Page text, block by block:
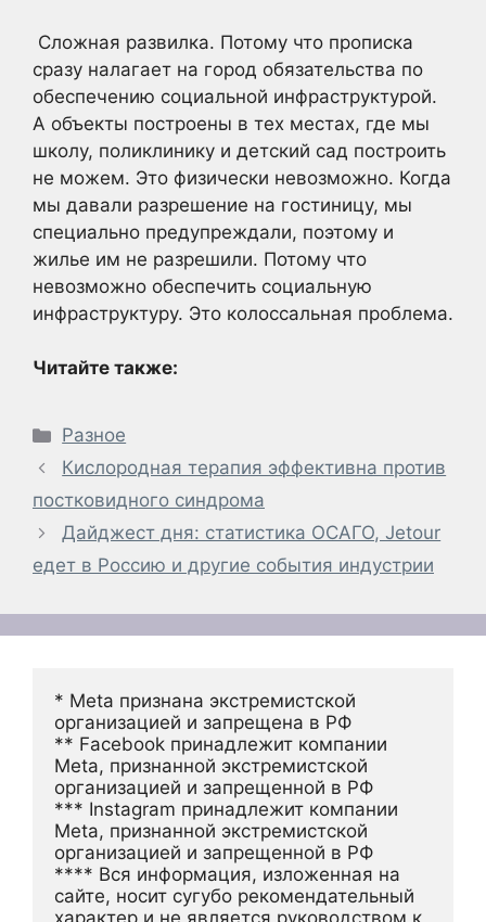
Сложная развилка. Потому что прописка
сразу налагает на город обязательства по
обеспечению социальной инфраструктурой.
А объекты построены в тех местах, где мы
школу, поликлинику и детский сад построить
не можем. Это физически невозможно. Когда
мы давали разрешение на гостиницу, мы
специально предупреждали, поэтому и
жилье им не разрешили. Потому что
невозможно обеспечить социальную
инфраструктуру. Это колоссальная проблема.
Читайте также:
Рубрики
Разное
Кислородная терапия эффективна против
постковидного синдрома
Дайджест дня: статистика ОСАГО, Jetour
едет в Россию и другие события индустрии
* Meta признана экстремистской
организацией и запрещена в РФ
** Facebook принадлежит компании
Meta, признанной экстремистской
организацией и запрещенной в РФ
*** Instagram принадлежит компании
Meta, признанной экстремистской
организацией и запрещенной в РФ
**** Вся информация, изложенная на
сайте, носит сугубо рекомендательный